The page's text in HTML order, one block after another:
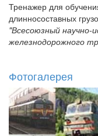
Тренажер для
длинносоставных
"Всесоюзный научно-
железнодорожного
Фотогалерея